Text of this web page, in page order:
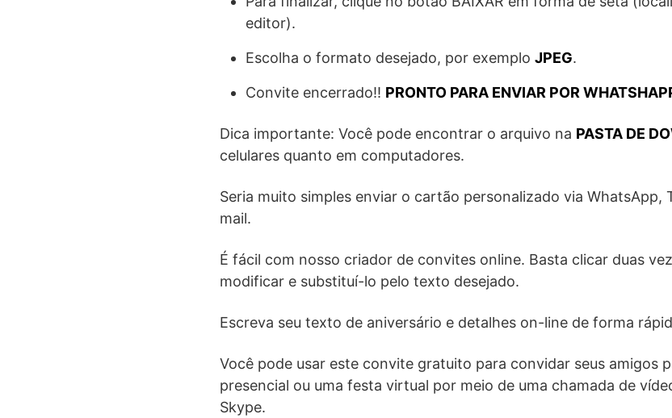
editor).
Escolha o formato desejado, por exemplo JPEG.
Convite encerrado!! PRONTO PARA ENVIAR POR
Dica importante: Você pode encontrar o arquivo na PASTA DE
celulares quanto em computadores.
Seria muito simples enviar o cartão personalizado via WhatsApp,
mail.
É fácil com nosso criador de convites online. Basta clicar duas
modificar e substituí-lo pelo texto desejado.
Escreva seu texto de aniversário e detalhes on-line de forma
Você pode usar este convite gratuito para convidar seus amigos
presencial ou uma festa virtual por meio de uma chamada de
Skype.